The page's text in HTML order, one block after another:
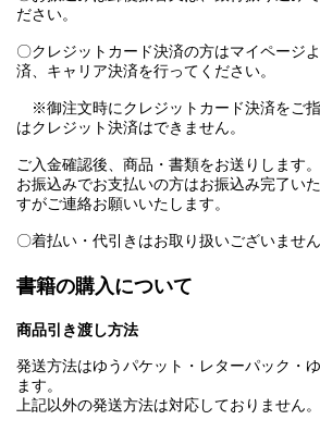
ださい。
〇クレジットカード決済の方はマイページ
済、キャリア決済を行ってください。
※御注文時にクレジットカード決済をご
はクレジット決済はできません。
ご入金確認後、商品・書類をお送りします。
お振込みでお支払いの方はお振込み完了い
すがご連絡お願いいたします。
〇着払い・代引きはお取り扱いございません
書籍の購入について
商品引き渡し方法
発送方法はゆうパケット・レターパック・
ます。
上記以外の発送方法は対応しておりません。